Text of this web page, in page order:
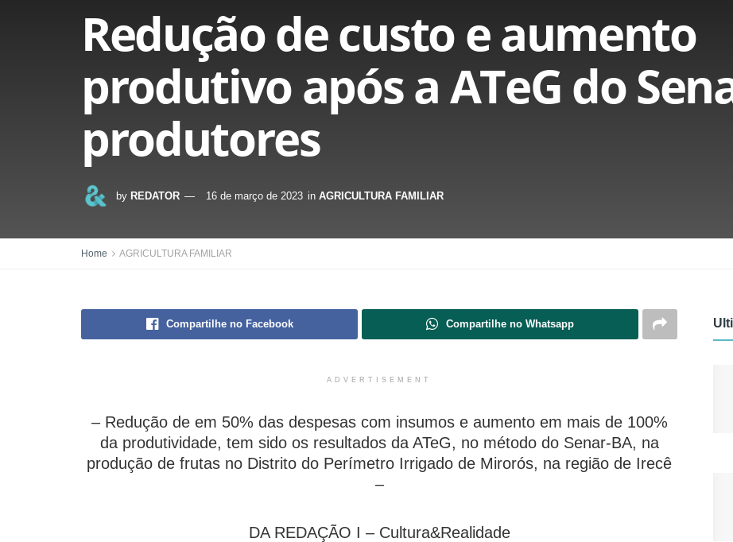
Redução de custo e aumento
produtivo após a ATeG do
produtores
by REDATOR 16 de março de 2023 in AGRICULTURA FAMILIAR
Home AGRICULTURA FAMILIAR
Compartilhe no Facebook Compartilhe no Whatsapp
ADVERTISEMENT
– Redução de em 50% das despesas com insumos e aumento em mais de 100%
da produtividade, tem sido os resultados da ATeG, no método do Senar-BA, na
produção de frutas no Distrito do Perímetro Irrigado de Mirorós, na região de Irecê
–
DA REDAÇÃO I – Cultura&Realidade